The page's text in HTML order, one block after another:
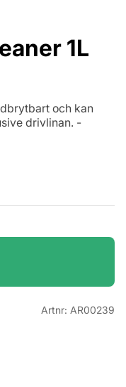
1L
och kan
drivlinan. -
Artnr: AR00239